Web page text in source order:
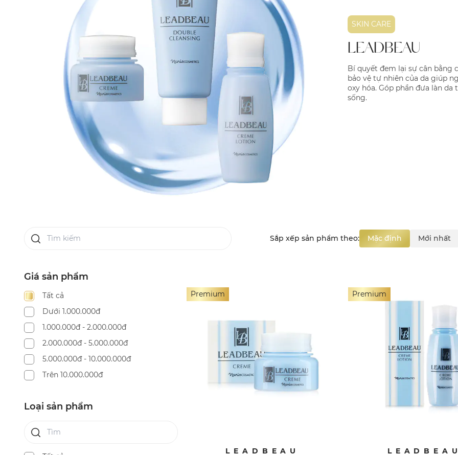
SKIN CARE
LEADBEAU
Bí quyết đem lại sự cân bằng
bảo vệ tự nhiên của da giúp
oxy hóa. Góp phần đưa làn
sống.
Sắp xếp sản phẩm theo: Mặc định Mới nhất
Giá sản phẩm
Tất cả
Dưới 1.000.000đ
1.000.000đ - 2.000.000đ
2.000.000đ - 5.000.000đ
5.000.000đ - 10.000.000đ
Trên 10.000.000đ
Loại sản phẩm
Premium
LEADBEAU
Premium
LEADBEAU